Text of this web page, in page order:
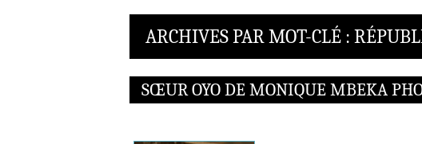
ARCHIVES PAR MOT-CLÉ :
SŒUR OYO DE MONIQUE MBEKA